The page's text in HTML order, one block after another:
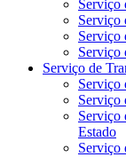
Serviço
Serviço
Serviço
Serviço
Serviço de
Serviço
Serviço
Serviço
Estado
Serviço